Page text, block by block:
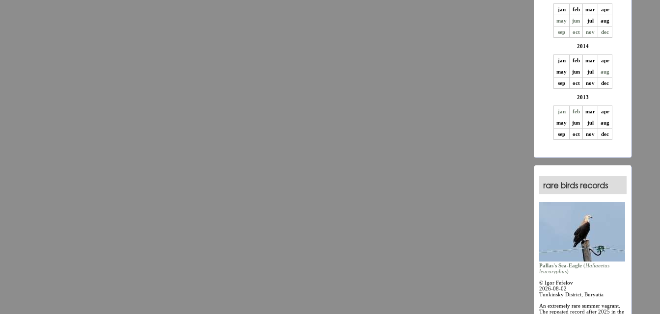
jan feb mar
apr
may
jun jul
aug
sep
oct nov dec
2014
jan feb mar
apr
may
jun jul
aug
sep
oct nov dec
2013
jan feb mar
apr
may
jun jul
aug
sep
oct nov dec
rare birds records
Pallas's Sea-Eagle (Haliaеetus
leucoryphus)
© Igor Fefelov
2026-08-02
Tunkinsky District, Buryatia
An extremely rare summer vagrant.
The repeated record after 2025 in the